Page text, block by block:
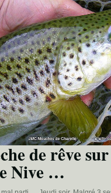
de rêve
Nive …